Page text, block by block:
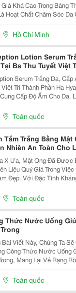
Khá Cao Trong Bảng
Hoạt Chất Chăm Sóc
Giúp Cải Thiện Vấn Đề
Độ Đàn Hồi, Chống Lão
Hồ Chí Minh
Lotion Serum
Bs Thu Tuyết Việt
Serum Trắng Da,
Ha Hyaluronic Và Niacinamide
Cấp Độ Ẩm Cho Da.
Toàn quốc
Tắm Trắng Bằng Mật
Nhiên An Toàn Cho
X Ưa, Mật Ong Đã Được
Liệu Quý Giá Trong
Đẹp. Với Đặc Tính
Sáng Da, Mật Ong Trở
Những Ai Mong Muốn Sở
Toàn quốc
Thức Nước Uống
Bài Viết Này, Chúng Ta
Công Thức Nước Uống
Mang Lại Vẻ Rạng
Hãy Cùng Tìm Hiểu
Nhé! Tại Sao Phải Làm Sáng Da Từ
Toàn quốc